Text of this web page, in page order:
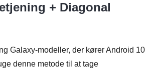
+ Diagonal
Galaxy-modeller, der kører Android 10
denne metode til at tage